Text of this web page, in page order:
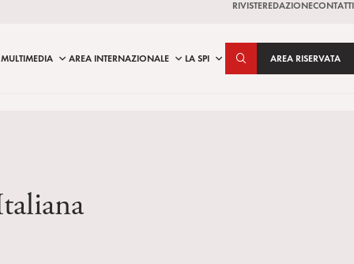
RIVISTEREDAZIONECONTATTI
MULTIMEDIA AREA INTERNAZIONALE LA SPI AREA RISERVATA